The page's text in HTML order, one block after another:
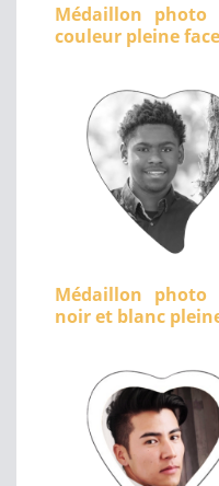
Médaillon photo
couleur pleine
Médaillon photo
noir et blanc